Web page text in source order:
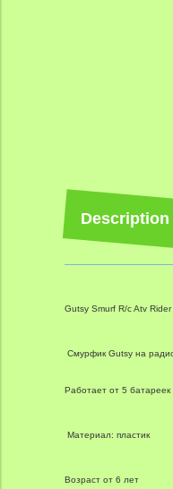
Description
Gutsy Smurf R/c Atv Rider
Смурфик Gutsy на
Работает от 5 батареек
Материал: пластик
Возраст от 6 лет